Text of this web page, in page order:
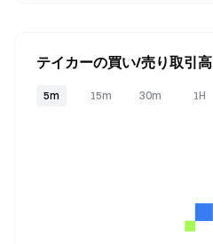
テイカーの買い/売り取引高
5m 15m 30m 1H